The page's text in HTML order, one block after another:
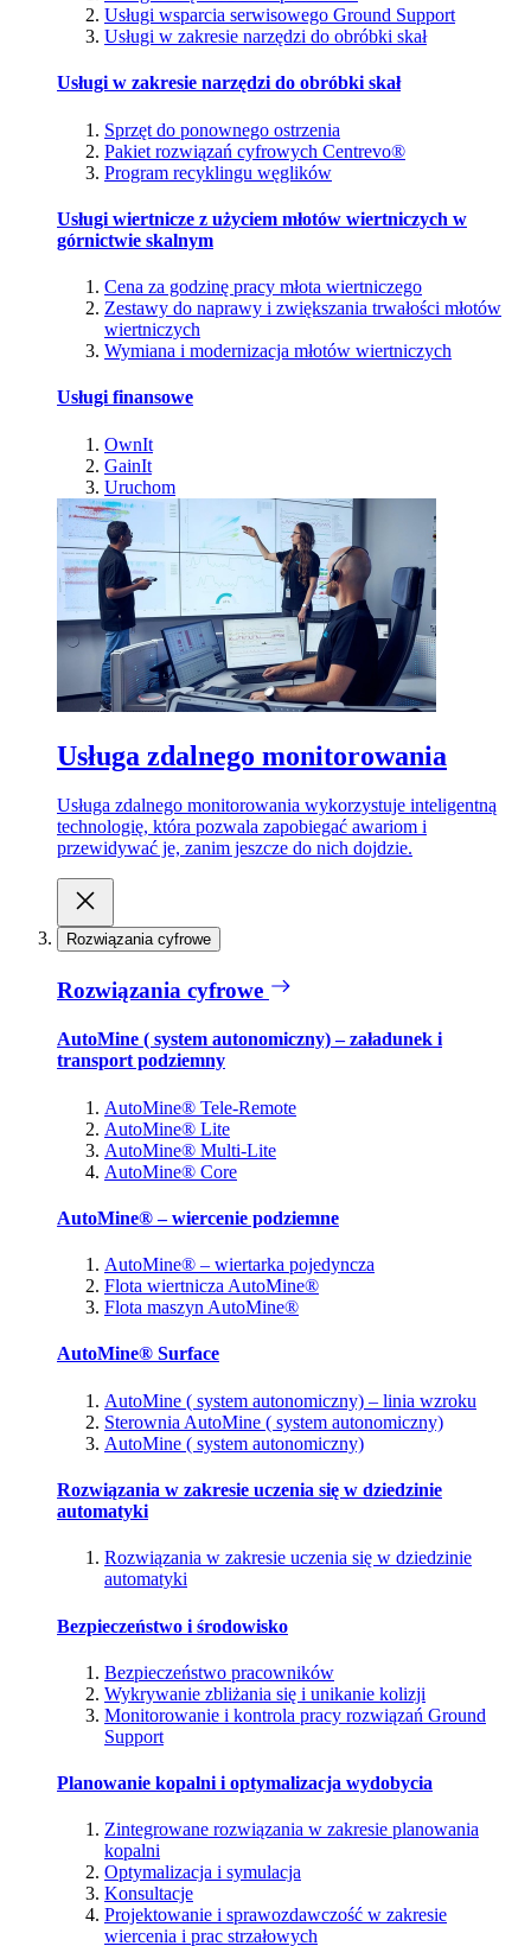
Usługi wsparcia serwisowego Ground Support
Usługi w zakresie narzędzi do obróbki skał
Usługi w zakresie narzędzi do obróbki skał
Sprzęt do ponownego ostrzenia
Pakiet rozwiązań cyfrowych Centrevo®
Program recyklingu węglików
Usługi wiertnicze z użyciem młotów wiertniczych w
górnictwie skalnym
Cena za godzinę pracy młota wiertniczego
Zestawy do naprawy i zwiększania trwałości młotów
wiertniczych
Wymiana i modernizacja młotów wiertniczych
Usługi finansowe
OwnIt
GainIt
Uruchom
Usługa zdalnego monitorowania
Usługa zdalnego monitorowania wykorzystuje inteligentną
technologię, która pozwala zapobiegać awariom i
przewidywać je, zanim jeszcze do nich dojdzie.
Rozwiązania cyfrowe
Rozwiązania cyfrowe
AutoMine ( system autonomiczny) – załadunek i
transport podziemny
AutoMine® Tele-Remote
AutoMine® Lite
AutoMine® Multi-Lite
AutoMine® Core
AutoMine® – wiercenie podziemne
AutoMine® – wiertarka pojedyncza
Flota wiertnicza AutoMine®
Flota maszyn AutoMine®
AutoMine® Surface
AutoMine ( system autonomiczny) – linia wzroku
Sterownia AutoMine ( system autonomiczny)
AutoMine ( system autonomiczny)
Rozwiązania w zakresie uczenia się w dziedzinie
automatyki
Rozwiązania w zakresie uczenia się w dziedzinie
automatyki
Bezpieczeństwo i środowisko
Bezpieczeństwo pracowników
Wykrywanie zbliżania się i unikanie kolizji
Monitorowanie i kontrola pracy rozwiązań Ground
Support
Planowanie kopalni i optymalizacja wydobycia
Zintegrowane rozwiązania w zakresie planowania
kopalni
Optymalizacja i symulacja
Konsultacje
Projektowanie i sprawozdawczość w zakresie
wiercenia i prac strzałowych